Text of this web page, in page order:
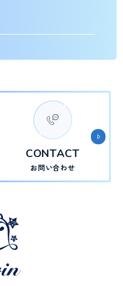
CONTACT
お問い合わせ